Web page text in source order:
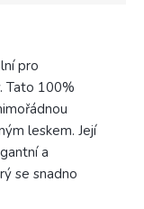
pro
Tato 100%
leskem. Její
a
se snadno